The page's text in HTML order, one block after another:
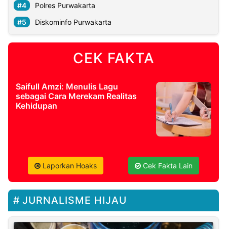
Polres Purwakarta
Diskominfo Purwakarta
CEK FAKTA
Saifull Amzi: Menulis Lagu
sebagai Cara Merekam Realitas
Kehidupan
Laporkan Hoaks Cek Fakta Lain
JURNALISME HIJAU